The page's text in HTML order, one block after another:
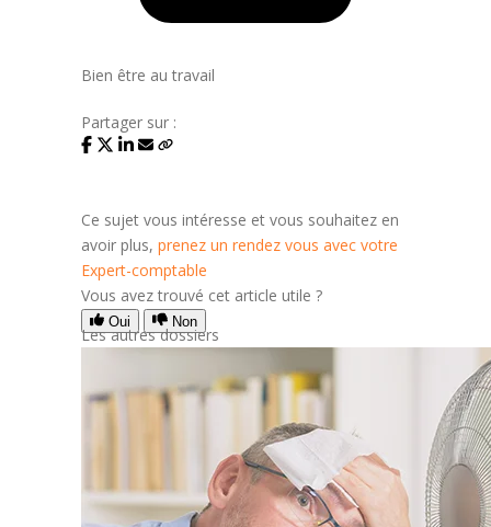
Bien être au travail
Partager sur :
Ce sujet vous intéresse et vous souhaitez en
avoir plus, prenez un rendez vous avec votre
Expert-comptable
Vous avez trouvé cet article utile ?
Oui Non
Les autres dossiers